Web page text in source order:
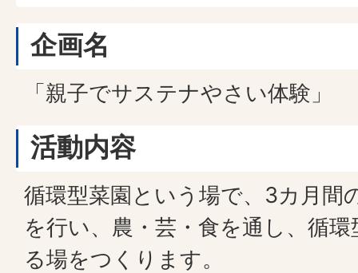
企画名
「親子でサステナやさい体験」
活動内容
循環型菜園という場で、3カ月間
を行い、農・芸・食を通し、循
る場をつくります。